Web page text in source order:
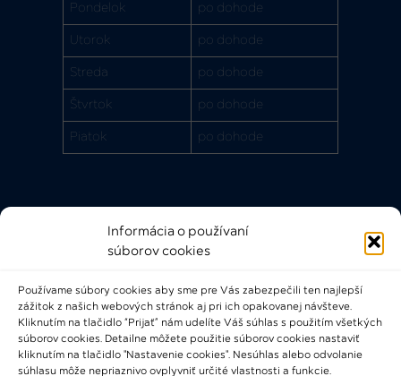
Informácia o používaní
súborov cookies
Používame súbory cookies aby sme pre Vás zabezpečili ten najlepší
zážitok z našich webových stránok aj pri ich opakovanej návšteve.
Kliknutím na tlačidlo “Prijať” nám udelíte Váš súhlas s použitím všetkých
súborov cookies. Detailne môžete použitie súborov cookies nastaviť
kliknutím na tlačidlo "Nastavenie cookies". Nesúhlas alebo odvolanie
súhlasu môže nepriaznivo ovplyvniť určité vlastnosti a funkcie.
Pondelok po dohode
Utorok po dohode
Streda po dohode
Štvrtok po dohode
Piatok po dohode
Rýchle odkazy
Bádateľský poriadok
Knižničný a výpožičný poriadok
Všeobecné podmienky